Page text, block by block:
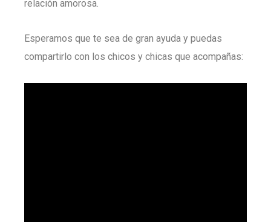
relación amorosa.
Esperamos que te sea de gran ayuda y puedas
compartirlo con los chicos y chicas que acompañas: